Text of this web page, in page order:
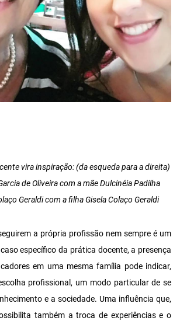
vira inspiração: (da esqueda para a direita)
de Oliveira com a mãe Dulcinéia Padilha
Geraldi com a filha Gisela Colaço Geraldi
a própria profissão nem sempre é um
específico da prática docente, a presença
em uma mesma família pode indicar,
profissional, um modo particular de se
e a sociedade. Uma influência que,
também a troca de experiências e o